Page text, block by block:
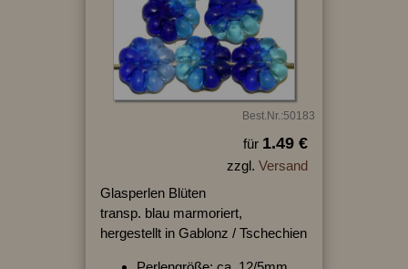
Best.Nr.:50183
für 1.49 €
zzgl. Versand
Glasperlen Blüten
transp. blau marmoriert,
hergestellt in Gablonz / Tschechien